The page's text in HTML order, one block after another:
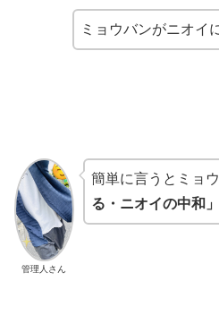
ミョウバンがニオイ
管理人さん
簡単に言うとミョ
る・ニオイの中和」